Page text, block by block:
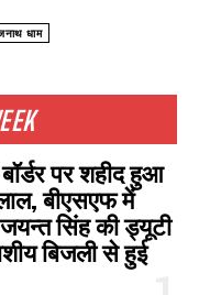
पर शहीद हुआ
बीएसएफ में
सिंह की ड्यूटी
बिजली से हुई
धाम